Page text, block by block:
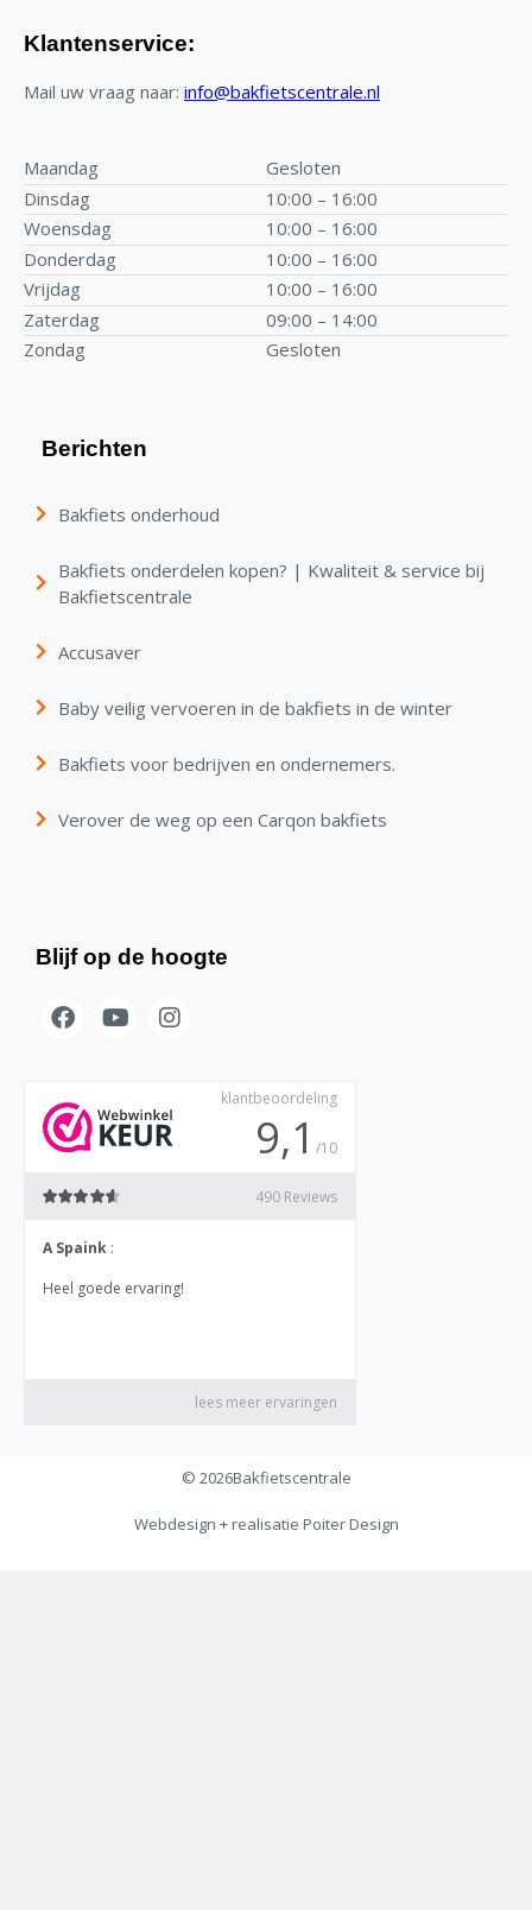
Klantenservice:
Mail uw vraag naar: info@bakfietscentrale.nl
Maandag
Gesloten
Dinsdag
10:00 – 16:00
Woensdag
10:00 – 16:00
Donderdag
10:00 – 16:00
Vrijdag
10:00 – 16:00
Zaterdag
09:00 – 14:00
Zondag
Gesloten
Berichten
Bakfiets onderhoud
Bakfiets onderdelen kopen? | Kwaliteit & service bij
Bakfietscentrale
Accusaver
Baby veilig vervoeren in de bakfiets in de winter
Bakfiets voor bedrijven en ondernemers.
Verover de weg op een Carqon bakfiets
Blijf op de hoogte
© 2026Bakfietscentrale
Webdesign + realisatie Poiter Design